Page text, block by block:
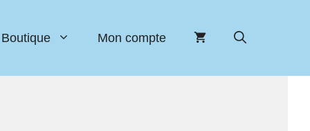
Boutique Mon compte